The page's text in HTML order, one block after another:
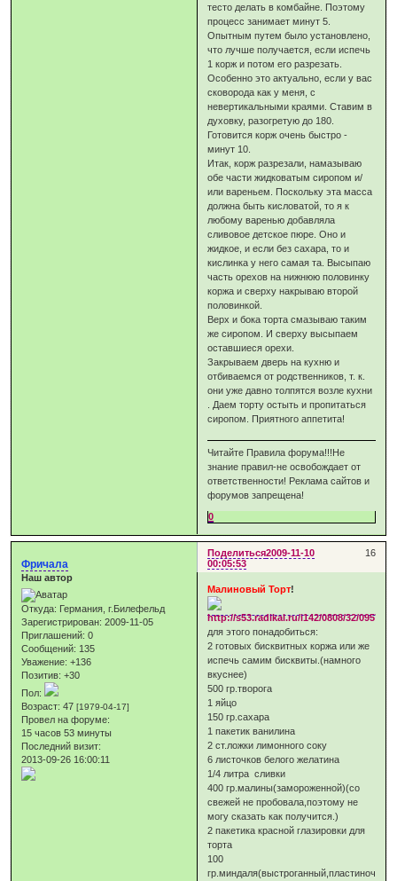
тесто делать в комбайне. Поэтому
процесс занимает минут 5.
Опытным путем было установлено,
что лучше получается, если испечь
1 корж и потом его разрезать.
Особенно это актуально, если у вас
сковорода как у меня, с
невертикальными краями. Ставим в
духовку, разогретую до 180.
Готовится корж очень быстро -
минут 10.
Итак, корж разрезали, намазываю
обе части жидковатым сиропом и/
или вареньем. Поскольку эта масса
должна быть кисловатой, то я к
любому варенью добавляла
сливовое детское пюре. Оно и
жидкое, и если без сахара, то и
кислинка у него самая та. Высыпаю
часть орехов на нижнюю половинку
коржа и сверху накрываю второй
половинкой.
Верх и бока торта смазываю таким
же сиропом. И сверху высыпаем
оставшиеся орехи.
Закрываем дверь на кухню и
отбиваемся от родственников, т. к.
они уже давно толпятся возле кухни
. Даем торту остыть и пропитаться
сиропом. Приятного аппетита!
Читайте Правила форума!!!Не
знание правил-не освобождает от
ответственности! Реклама сайтов и
форумов запрещена!
0
Поделиться 16
2009-11-10
00:05:53
Фричала
Наш автор
Откуда: Германия, г.Билефельд
Зарегистрирован: 2009-11-05
Приглашений: 0
Сообщений: 135
Уважение: +136
Позитив: +30
Пол:
Возраст: 47[1979-04-17]
Провел на форуме:
15 часов 53 минуты
Последний визит:
2013-09-26 16:00:11
Малиновый Торт!
для этого понадобиться:
2 готовых бисквитных коржа или же
испечь самим бисквиты.(намного
вкуснее)
500 гр.творога
1 яйцо
150 гр.сахара
1 пакетик ванилина
2 ст.ложки лимонного соку
6 листочков белого желатина
1/4 литра сливки
400 гр.малины(замороженной)(со
свежей не пробовала,поэтому не
могу сказать как получится.)
2 пакетика красной глазировки для
торта
100